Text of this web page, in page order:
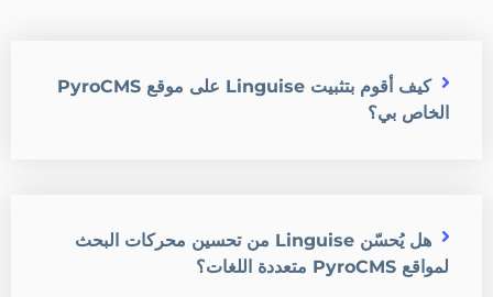
كيف أقوم بتثبيت Linguise على موقع PyroCMS
الخاص بي؟
هل يُحسّن Linguise من تحسين محركات البحث
لمواقع PyroCMS متعددة اللغات؟